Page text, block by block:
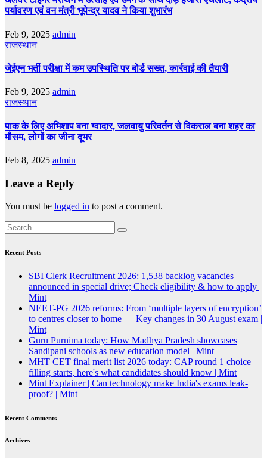
पर्यावरण एवं वन मंत्री भूपेन्द्र यादव ने किया शुभारंभ
Feb 9, 2025 admin
राजस्थान
जेईएन भर्ती परीक्षा में कम उपस्थिति पर बोर्ड सख्त, कार्रवाई की तैयारी
Feb 9, 2025 admin
राजस्थान
पाक के लिए अभिशाप बना ग्वादार, जलवायु परिवर्तन से विकराल बना शहर का
मौसम, लोगों का जीना दूभर
Feb 8, 2025 admin
Leave a Reply
You must be logged in to post a comment.
Recent Posts
SBI Clerk Recruitment 2026: 1,538 backlog vacancies
announced in special drive; Check eligibility & how to apply |
Mint
NEET-PG 2026 reforms: From ‘multiple layers of encryption’
to centres closer to home — Key changes in 30 August exam |
Mint
Guru Purnima today: How Madhya Pradesh showcases
Sandipani schools as new education model | Mint
MHT CET final merit list 2026 today: CAP round 1 choice
filling starts, here's what candidates should know | Mint
Mint Explainer | Can technology make India's exams leak-
proof? | Mint
Recent Comments
Archives